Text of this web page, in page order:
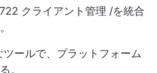
クライアント管理 /を統合
ールで、プラットフォーム
。